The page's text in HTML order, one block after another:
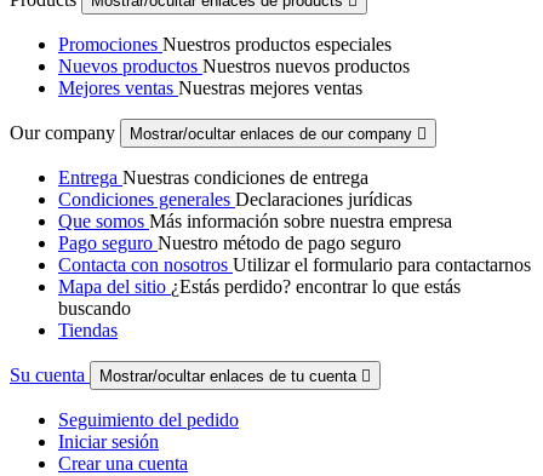
Promociones Nuestros productos especiales
Nuevos productos Nuestros nuevos productos
Mejores ventas Nuestras mejores ventas
Our company Mostrar/ocultar enlaces de our company 
Entrega Nuestras condiciones de entrega
Condiciones generales Declaraciones jurídicas
Que somos Más información sobre nuestra empresa
Pago seguro Nuestro método de pago seguro
Contacta con nosotros Utilizar el formulario para contactarnos
Mapa del sitio ¿Estás perdido? encontrar lo que estás
buscando
Tiendas
Su cuenta Mostrar/ocultar enlaces de tu cuenta 
Seguimiento del pedido
Iniciar sesión
Crear una cuenta